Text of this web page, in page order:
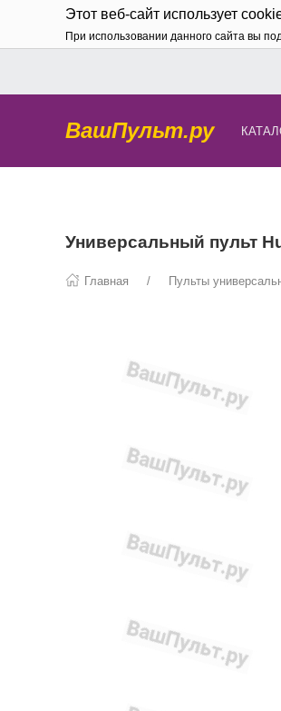
Этот веб-сайт использует
При использовании данного сайта вы
ВашПульт.ру
Универсальный пульт
Главная Пульты